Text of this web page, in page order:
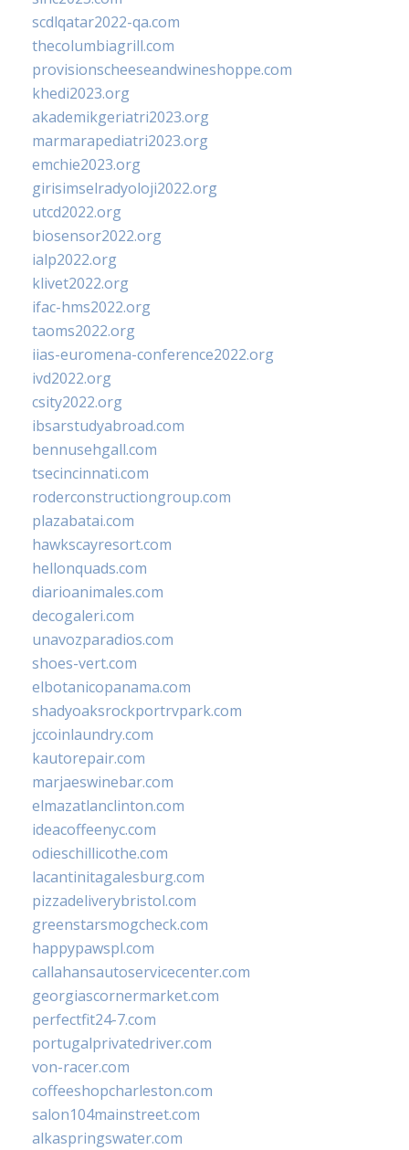
scdlqatar2022-qa.com
thecolumbiagrill.com
provisionscheeseandwineshoppe.com
khedi2023.org
akademikgeriatri2023.org
marmarapediatri2023.org
emchie2023.org
girisimselradyoloji2022.org
utcd2022.org
biosensor2022.org
ialp2022.org
klivet2022.org
ifac-hms2022.org
taoms2022.org
iias-euromena-conference2022.org
ivd2022.org
csity2022.org
ibsarstudyabroad.com
bennusehgall.com
tsecincinnati.com
roderconstructiongroup.com
plazabatai.com
hawkscayresort.com
hellonquads.com
diarioanimales.com
decogaleri.com
unavozparadios.com
shoes-vert.com
elbotanicopanama.com
shadyoaksrockportrvpark.com
jccoinlaundry.com
kautorepair.com
marjaeswinebar.com
elmazatlanclinton.com
ideacoffeenyc.com
odieschillicothe.com
lacantinitagalesburg.com
pizzadeliverybristol.com
greenstarsmogcheck.com
happypawspl.com
callahansautoservicecenter.com
georgiascornermarket.com
perfectfit24-7.com
portugalprivatedriver.com
von-racer.com
coffeeshopcharleston.com
salon104mainstreet.com
alkaspringswater.com